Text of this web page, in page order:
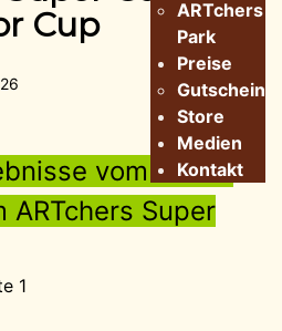
ARTchers
Park
Preise
Gutschein
Store
Medien
Kontakt
Cup
vom Junior
ARTchers Super